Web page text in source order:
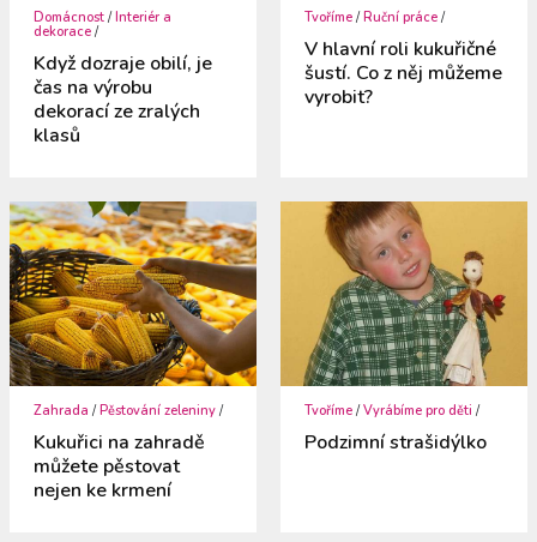
Domácnost / Interiér a
dekorace /
Když dozraje obilí, je
čas na výrobu
dekorací ze zralých
klasů
Tvoříme / Ruční práce /
V hlavní roli kukuřičné
šustí. Co z něj můžeme
vyrobit?
Zahrada /Pěstování zeleniny /
Kukuřici na zahradě
můžete pěstovat
nejen ke krmení
Tvoříme /Vyrábíme pro děti /
Podzimní strašidýlko